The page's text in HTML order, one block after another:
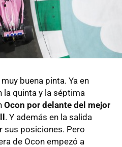
buena pinta. Ya en
quinta y la séptima
Ocon por delante del mejor
. Y además en la salida
sus posiciones. Pero
de Ocon empezó a